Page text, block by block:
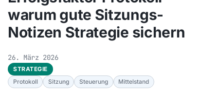
warum gute Sitzungs-
Notizen Strategie sichern
26. März 2026
STRATEGIE
Protokoll
Sitzung Steuerung Mittelstand